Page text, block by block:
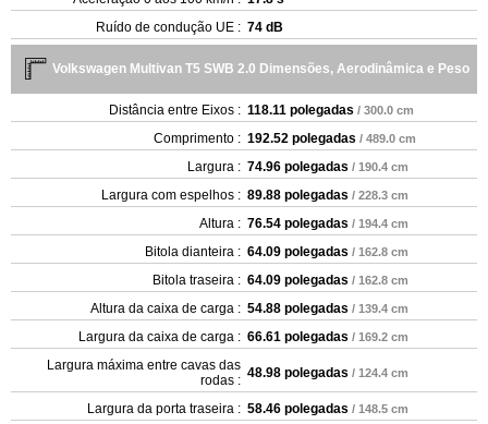
Ruído de condução UE : 74 dB
Volkswagen Multivan T5 SWB 2.0 Dimensões, Aerodinâmica e Peso
Distância entre Eixos : 118.11 polegadas / 300.0 cm
Comprimento : 192.52 polegadas / 489.0 cm
Largura : 74.96 polegadas / 190.4 cm
Largura com espelhos : 89.88 polegadas / 228.3 cm
Altura : 76.54 polegadas / 194.4 cm
Bitola dianteira : 64.09 polegadas / 162.8 cm
Bitola traseira : 64.09 polegadas / 162.8 cm
Altura da caixa de carga : 54.88 polegadas / 139.4 cm
Largura da caixa de carga : 66.61 polegadas / 169.2 cm
Largura máxima entre cavas das
rodas : 48.98 polegadas / 124.4 cm
Largura da porta traseira : 58.46 polegadas / 148.5 cm